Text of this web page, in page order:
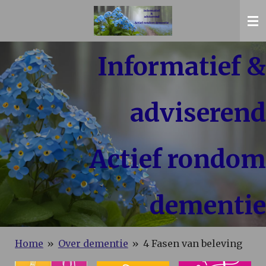
de
hoofdinhoud
Informatief &
adviserend
Actief rondom
dementie
Home » Over dementie » 4 Fasen van beleving